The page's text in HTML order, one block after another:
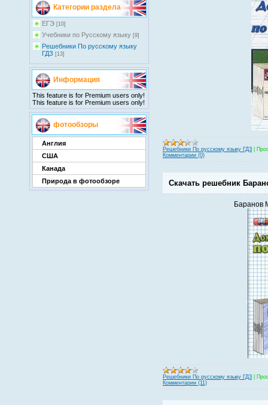
Категории раздела
EГЭ [10]
Учебники по Русскому языку [9]
Решебники По русскому языку
ГДЗ [13]
Информация
This feature is for Premium users only!
This feature is for Premium users only!
фотообзоры
Англия
США
Канада
Природа в фотообзоре
Решебники По русскому языку ГДЗ
Комментарии (0)
Скачать решебник
Баранов
Решебники По русскому языку ГДЗ
Комментарии (11)